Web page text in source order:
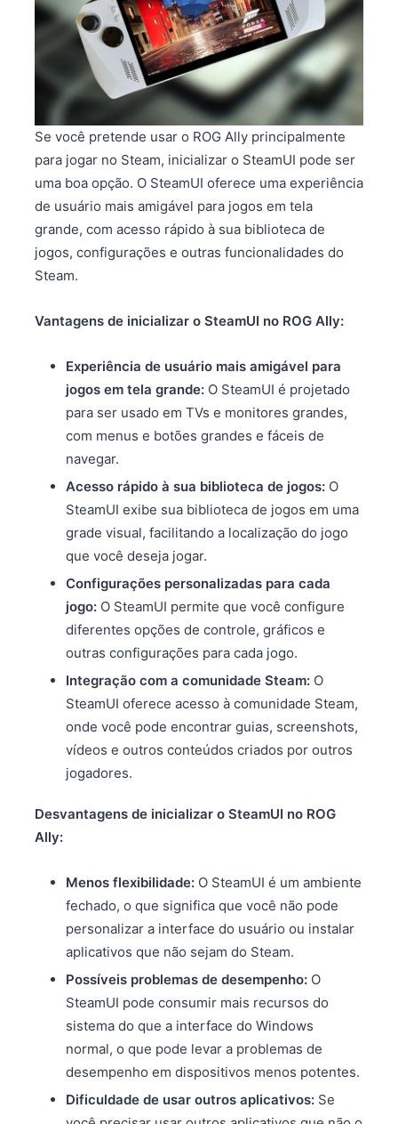
Se você pretende usar o ROG Ally principalmente
para jogar no Steam, inicializar o SteamUI pode ser
uma boa opção. O SteamUI oferece uma experiência
de usuário mais amigável para jogos em tela
grande, com acesso rápido à sua biblioteca de
jogos, configurações e outras funcionalidades do
Steam.
Vantagens de inicializar o SteamUI no ROG Ally:
Experiência de usuário mais amigável para
jogos em tela grande: O SteamUI é projetado
para ser usado em TVs e monitores grandes,
com menus e botões grandes e fáceis de
navegar.
Acesso rápido à sua biblioteca de jogos: O
SteamUI exibe sua biblioteca de jogos em uma
grade visual, facilitando a localização do jogo
que você deseja jogar.
Configurações personalizadas para cada
jogo: O SteamUI permite que você configure
diferentes opções de controle, gráficos e
outras configurações para cada jogo.
Integração com a comunidade Steam: O
SteamUI oferece acesso à comunidade Steam,
onde você pode encontrar guias, screenshots,
vídeos e outros conteúdos criados por outros
jogadores.
Desvantagens de inicializar o SteamUI no ROG
Ally:
Menos flexibilidade: O SteamUI é um ambiente
fechado, o que significa que você não pode
personalizar a interface do usuário ou instalar
aplicativos que não sejam do Steam.
Possíveis problemas de desempenho: O
SteamUI pode consumir mais recursos do
sistema do que a interface do Windows
normal, o que pode levar a problemas de
desempenho em dispositivos menos potentes.
Dificuldade de usar outros aplicativos: Se